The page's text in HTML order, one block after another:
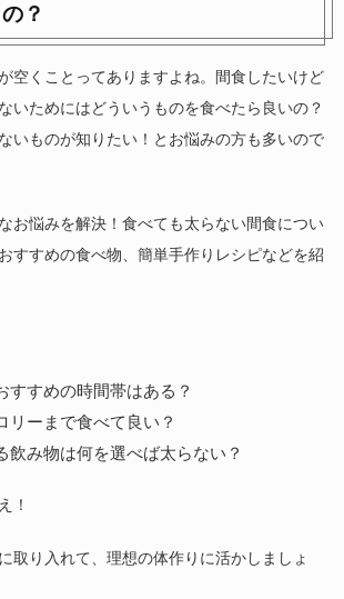
？
空くことってありますよね。間食したいけど
いためにはどういうものを食べたら良いの？
いものが知りたい！とお悩みの方も多いので
お悩みを解決！食べても太らない間食につい
すすめの食べ物、簡単手作りレシピなどを紹
すすめの時間帯はある？
リーまで食べて良い？
飲み物は何を選べば太らない？
！
取り入れて、理想の体作りに活かしましょ